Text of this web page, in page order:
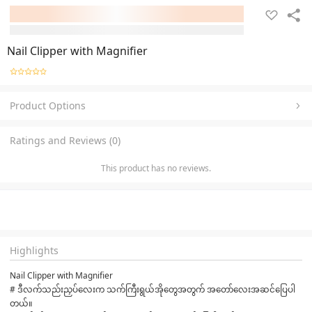
Nail Clipper with Magnifier
Product Options
Ratings and Reviews (0)
This product has no reviews.
Highlights
Nail Clipper with Magnifier
# ဒီလက်သည်းညှပ်လေးက သက်ကြီးရွယ်အိုတွေအတွက် အတော်လေးအဆင်ပြေပါ
တယ်။